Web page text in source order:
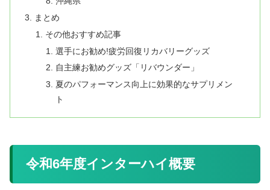
まとめ
その他おすすめ記事
選手にお勧め!疲労回復リカバリーグッズ
自主練お勧めグッズ「リバウンダー」
夏のパフォーマンス向上に効果的なサプリメン
ト
令和6年度インターハイ概要